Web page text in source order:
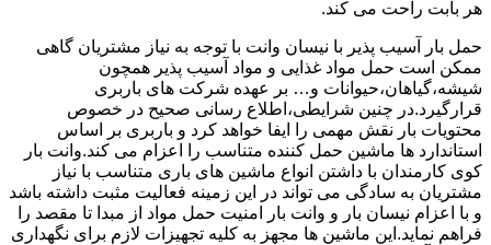
هر بابت راحت می کند.
حمل بار آسیب پذیر با نیسان وانت با توجه به نیاز مشتریان گاهی
ممکن است حمل مواد غذایی و مواد آسیب پذیر همچون
شیشه،گیاهان،حیوانات و… بر عهده شرکت های باربری
قرارگیرد.در چنین شرایطی،اطلاع رسانی صحیح در خصوص
محتویات بار نقش مهمی را ایفا خواهد کرد و باربری بر اساس
استاندارد ها ماشین حمل کننده متناسب را اعزام می کند.وانت بار
کوی کارمندان با داشتن انواع ماشین های باری متناسب با نیاز
مشتریان به سادگی می تواند در این زمینه فعالیت مثبت داشته باشد
و با اعزام نیسان بار و وانت بار امنیت حمل مواد از مبدا تا مقصد را
فراهم نماید.این ماشین ها مجهز به کلیه تجهیزات لازم برای نگهداری